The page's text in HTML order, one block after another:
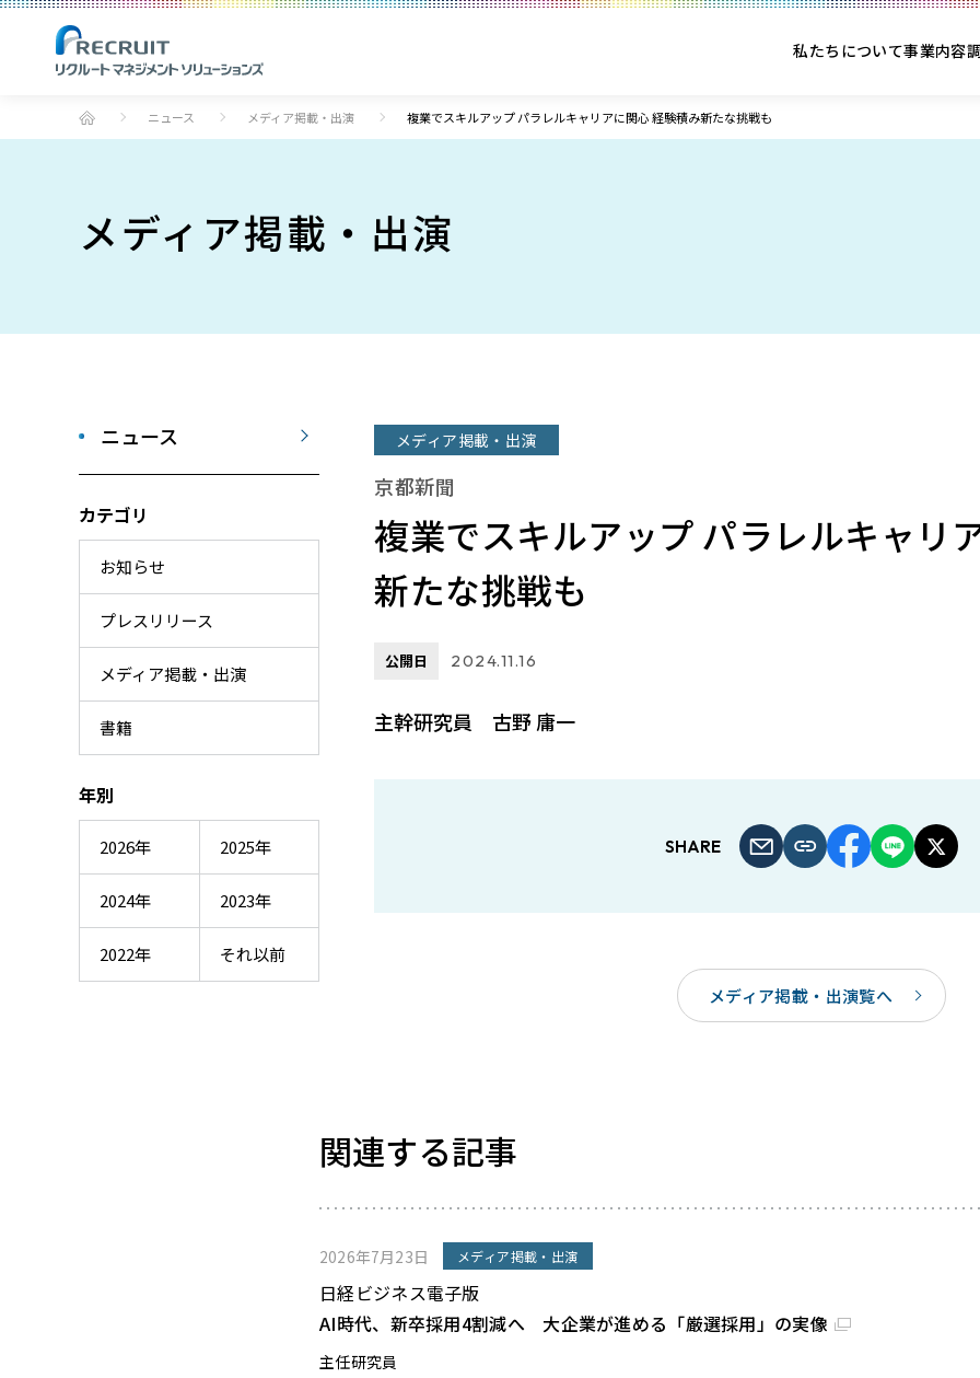
私たちについて事業内容
ニュース メディア掲載・出演 複業でスキルアップ パラレルキャリアに関心 経験積み新たな挑戦も
メディア掲載・出演
ニュース
カテゴリ
お知らせ
プレスリリース
メディア掲載・出演
書籍
年別
2026年 2025年
2024年 2023年
2022年 それ以前
メディア掲載・出演
京都新聞
複業でスキルアップ パラレルキャリ
新たな挑戦も
公開日 2024.11.16
主幹研究員 古野 庸一
SHARE
メディア掲載・出演覧へ
関連する記事
2026年7月23日 メディア掲載・出演
日経ビジネス電子版
AI時代、新卒採用4割減へ 大企業が進める「厳選採用」の実像
主任研究員